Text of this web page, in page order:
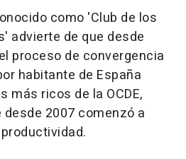
como 'Club de los
advierte de que desde
proceso de convergencia
habitante de España
más ricos de la OCDE,
2007 comenzó a